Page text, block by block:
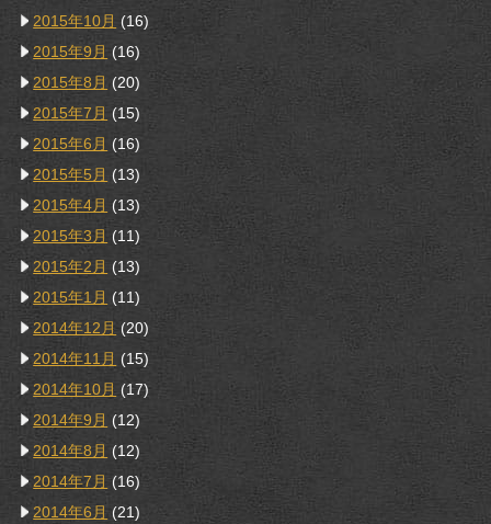
2015年10月 (16)
2015年9月 (16)
2015年8月 (20)
2015年7月 (15)
2015年6月 (16)
2015年5月 (13)
2015年4月 (13)
2015年3月 (11)
2015年2月 (13)
2015年1月 (11)
2014年12月 (20)
2014年11月 (15)
2014年10月 (17)
2014年9月 (12)
2014年8月 (12)
2014年7月 (16)
2014年6月 (21)